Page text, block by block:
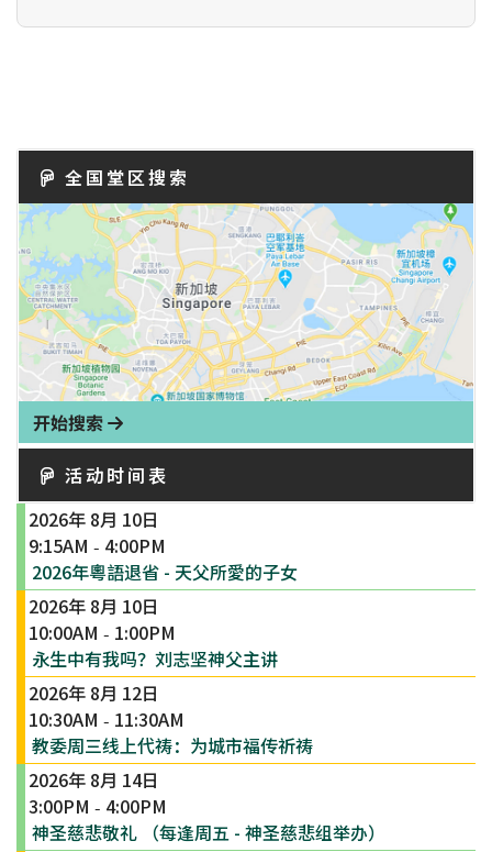
全国堂区搜索
开始搜索
活动时间表
2026年 8月 10日
9:15AM - 4:00PM
2026年粵語退省 - 天父所愛的子女
2026年 8月 10日
10:00AM - 1:00PM
永生中有我吗？刘志坚神父主讲
2026年 8月 12日
10:30AM - 11:30AM
教委周三线上代祷：为城市福传祈祷
2026年 8月 14日
3:00PM - 4:00PM
神圣慈悲敬礼 （每逢周五 - 神圣慈悲组举办）